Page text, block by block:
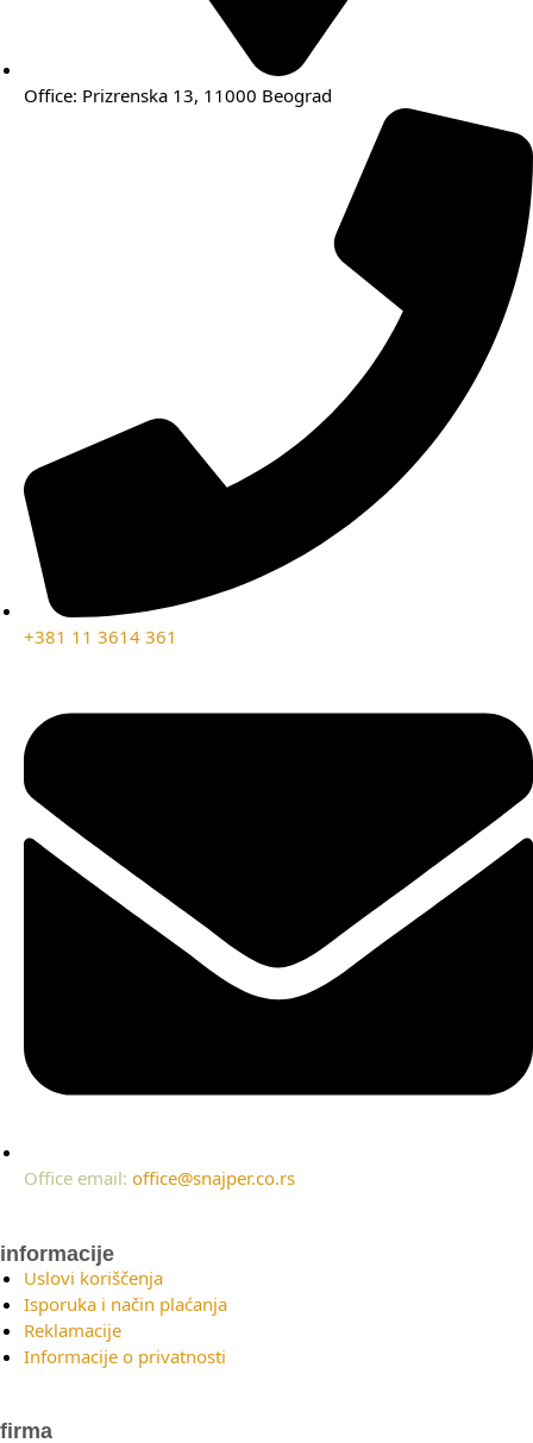
Office: Prizrenska 13, 11000 Beograd
+381 11 3614 361
Office email: office@snajper.co.rs
informacije
Uslovi koriščenja
Isporuka i način plaćanja
Reklamacije
Informacije o privatnosti
firma